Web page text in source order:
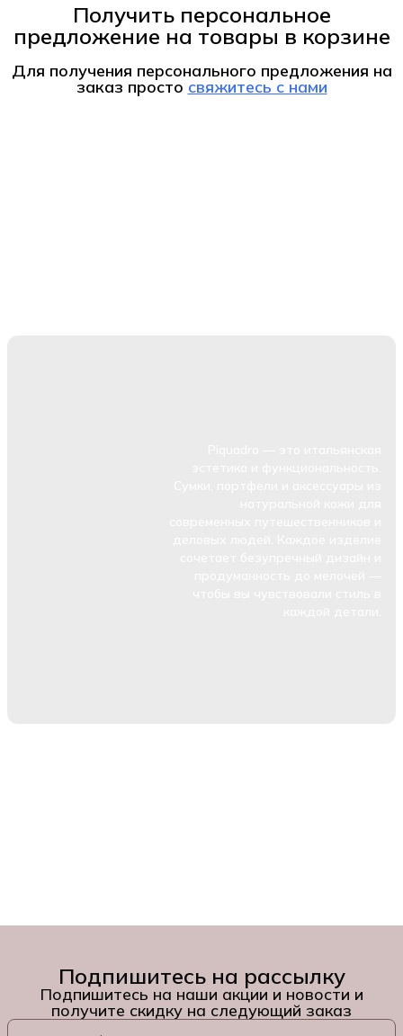
Получить персональное
предложение на товары в корзине
Для получения персонального предложения на
заказ просто свяжитесь с нами
Подпишитесь на рассылку
Подпишитесь на наши акции и новости и
получите скидку на следующий заказ